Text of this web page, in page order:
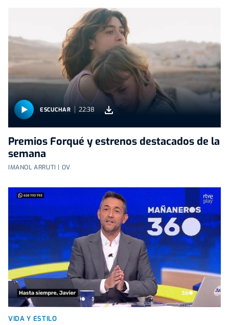
ESCUCHAR 22:38
Premios Forqué y estrenos destacados de la
semana
IMANOL ARRUTI | OV
VIDA Y ESTILO